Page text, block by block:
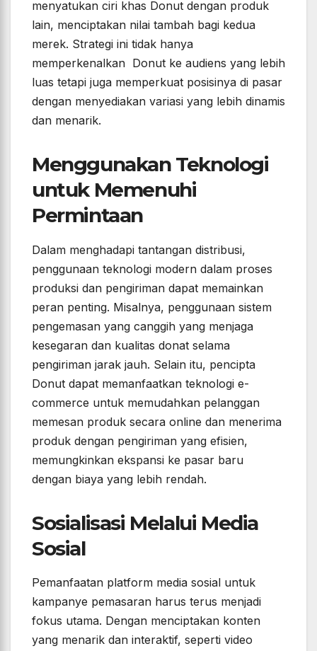
menyatukan ciri khas Donut dengan produk
lain, menciptakan nilai tambah bagi kedua
merek. Strategi ini tidak hanya
memperkenalkan Donut ke audiens yang lebih
luas tetapi juga memperkuat posisinya di pasar
dengan menyediakan variasi yang lebih dinamis
dan menarik.
Menggunakan Teknologi
untuk Memenuhi
Permintaan
Dalam menghadapi tantangan distribusi,
penggunaan teknologi modern dalam proses
produksi dan pengiriman dapat memainkan
peran penting. Misalnya, penggunaan sistem
pengemasan yang canggih yang menjaga
kesegaran dan kualitas donat selama
pengiriman jarak jauh. Selain itu, pencipta
Donut dapat memanfaatkan teknologi e-
commerce untuk memudahkan pelanggan
memesan produk secara online dan menerima
produk dengan pengiriman yang efisien,
memungkinkan ekspansi ke pasar baru
dengan biaya yang lebih rendah.
Sosialisasi Melalui Media
Sosial
Pemanfaatan platform media sosial untuk
kampanye pemasaran harus terus menjadi
fokus utama. Dengan menciptakan konten
yang menarik dan interaktif, seperti video